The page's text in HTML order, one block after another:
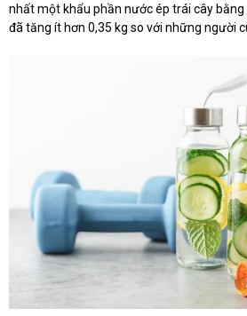
nhất một khẩu phần nước ép trái cây
đã tăng ít hơn 0,35 kg so với những người